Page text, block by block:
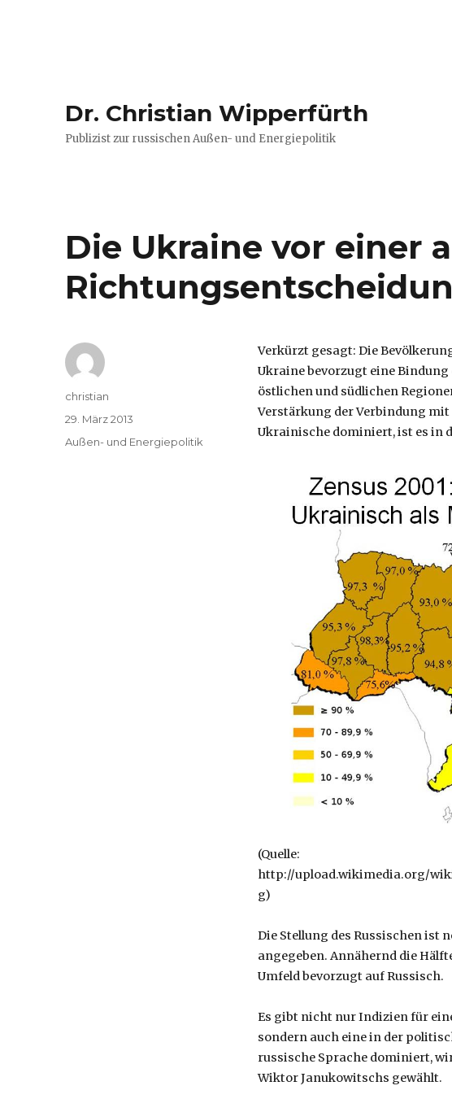
Dr. Christian Wipperfürth
Publizist zur russischen Außen- und Energiepolitik
Die Ukraine vor einer
Verkürzt gesagt: Die
Ukraine bevorzugt eine
östlichen und südlichen
Verstärkung der Verbindung mit
Ukrainische dominiert, ist es in
(Quelle:
http://upload.wikimedia.org/
g)
Die Stellung des Russischen ist
angegeben. Annähernd die
Umfeld bevorzugt auf Russisch.
Es gibt nicht nur Indizien für
sondern auch eine in der
russische Sprache dominiert,
Wiktor Janukowitschs gewählt.
Autor
christian
Veröffentlicht
am
29. März 2013
Kategorien
Außen- und Energiepolitik